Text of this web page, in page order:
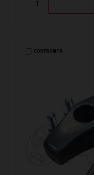
CONFRONTA